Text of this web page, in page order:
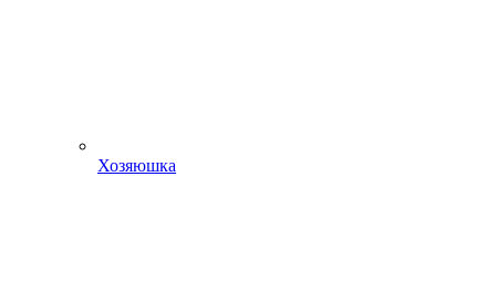
Хозяюшка